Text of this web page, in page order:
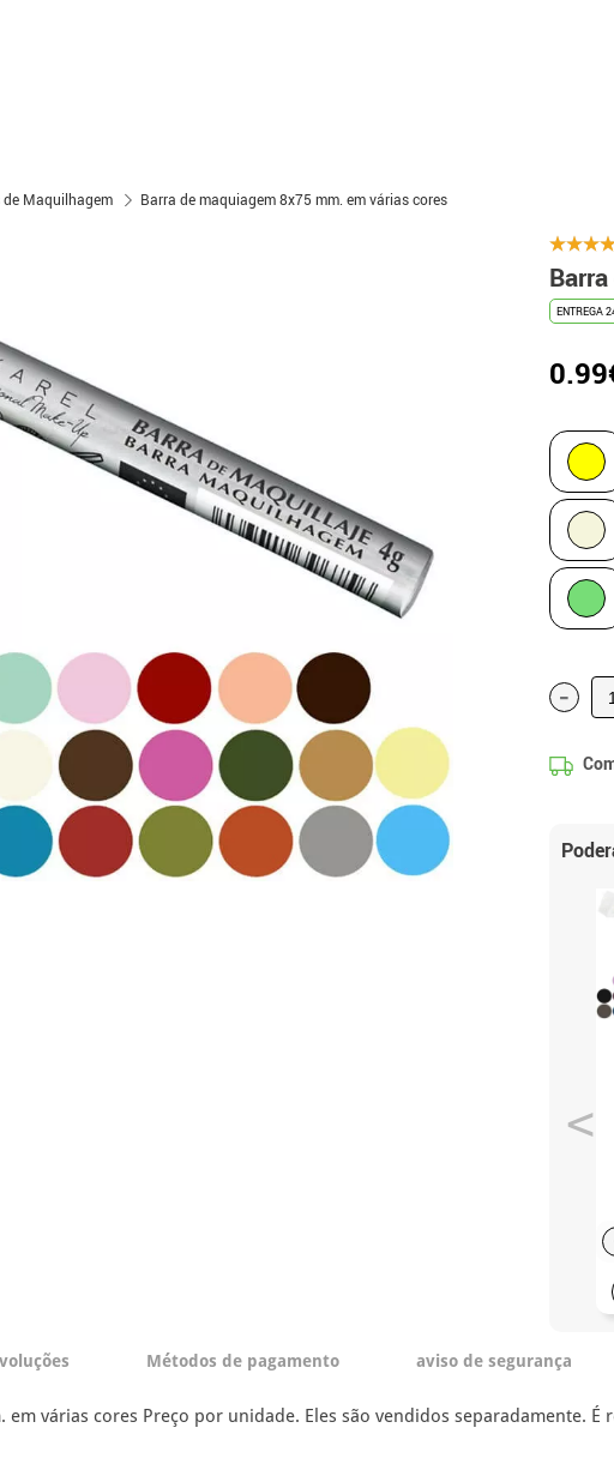
de Maquilhagem Barra de maquiagem 8x75 mm. em várias cores
ENTREGA
-
Métodos de pagamento aviso de segurança
em várias cores Preço por unidade. Eles são vendidos separadamente.